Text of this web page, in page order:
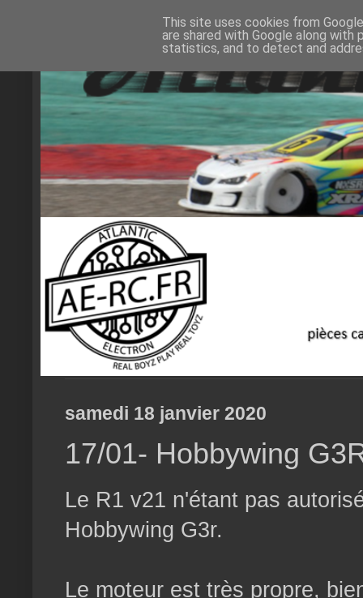
samedi 18 janvier 2020
17/01- Hobbywing
Le R1 v21 n'étant pas
Hobbywing G3r.
Le moteur est très propre,
This site uses cookies from
are shared with Google along
statistics, and to detect and